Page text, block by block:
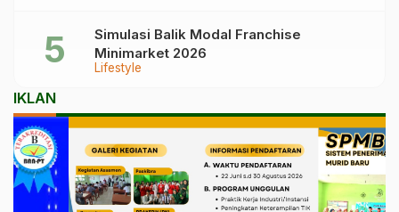
Lifestyle
Simulasi Balik Modal Franchise
Minimarket 2026
IKLAN